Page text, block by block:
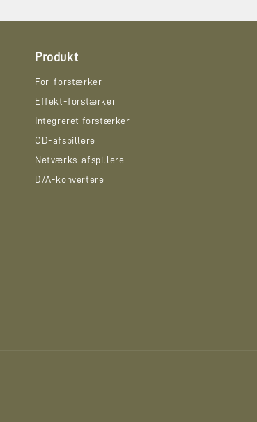
Produkt
For-forstærker
Effekt-forstærker
Integreret forstærker
CD-afspillere
Netværks-afspillere
D/A-konvertere